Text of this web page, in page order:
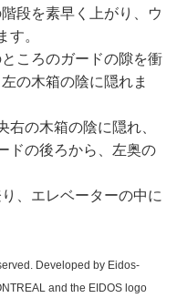
段を素早く上がり、ウ
す。
ころのガードの隙を衝
の木箱の陰に隠れま
の木箱の陰に隠れ、
ドの後ろから、左奥の
、エレベーターの中に
Developed by Eidos-
and the EIDOS logo